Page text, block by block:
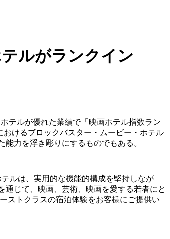
ルがランクイン
テルが優れた業績で「映画ホテル指数ラン
けるブロックバスター・ムービー・ホテル
力を浮き彫りにするものでもある。
ルは、実用的な機能的構成を堅持しなが
じて、映画、芸術、映画を愛する若者にと
ストクラスの宿泊体験をお客様にご提供い